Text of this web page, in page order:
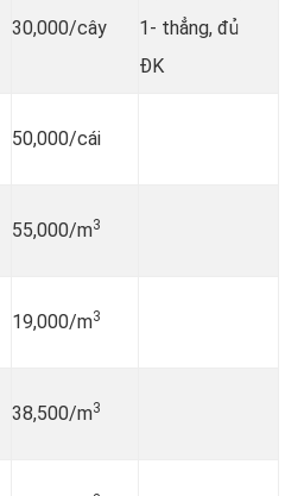
30,000/cây
1- thẳng, đủ
ĐK
50,000/cái
55,000/m3
19,000/m3
38,500/m3